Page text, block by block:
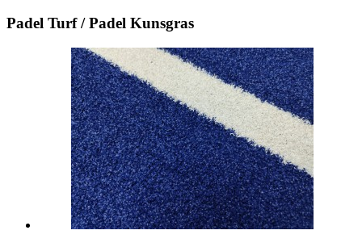
Padel Turf / Padel Kunsgras